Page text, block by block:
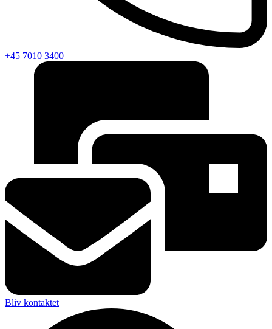
+45 7010 3400
Bliv kontaktet